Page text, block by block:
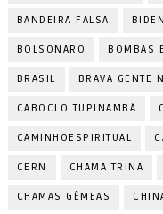
BANDEIRA FALSA BIDEN
BOLSONARO BOMBAS
BRASIL BRAVA GENTE
CABOCLO TUPINAMBÁ
CAMINHOESPIRITUAL
CERN CHAMA TRINA
CHAMAS GÊMEAS